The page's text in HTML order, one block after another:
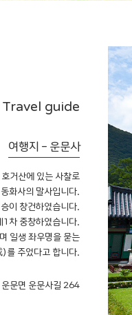
Travel guide
여행지 - 운문사
거산에 있는 사찰로
화사의 말사입니다.
이 창건하였습니다.
차 중창하였습니다.
일생 좌우명을 묻는
를 주었다고 합니다.
문면 운문사길 264